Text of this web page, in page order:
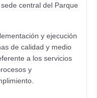
central del Parque
y ejecución
de calidad y medio
a los servicios
y